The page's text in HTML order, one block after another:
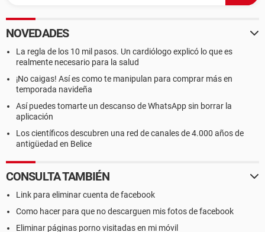
NOVEDADES
La regla de los 10 mil pasos. Un cardiólogo explicó lo que es
realmente necesario para la salud
¡No caigas! Así es como te manipulan para comprar más en
temporada navideña
Así puedes tomarte un descanso de WhatsApp sin borrar la
aplicación
Los científicos descubren una red de canales de 4.000 años de
antigüedad en Belice
CONSULTA TAMBIÉN
Link para eliminar cuenta de facebook
Como hacer para que no descarguen mis fotos de facebook
Eliminar páginas porno visitadas en mi móvil